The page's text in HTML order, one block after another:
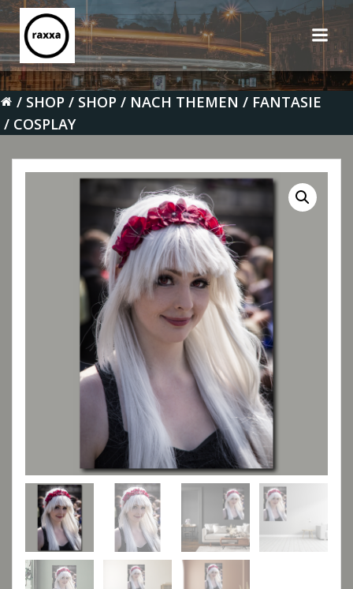
Zum
Inhalt
springen
SHOP SHOP NACH THEMEN
FANTASIE
COSPLAY